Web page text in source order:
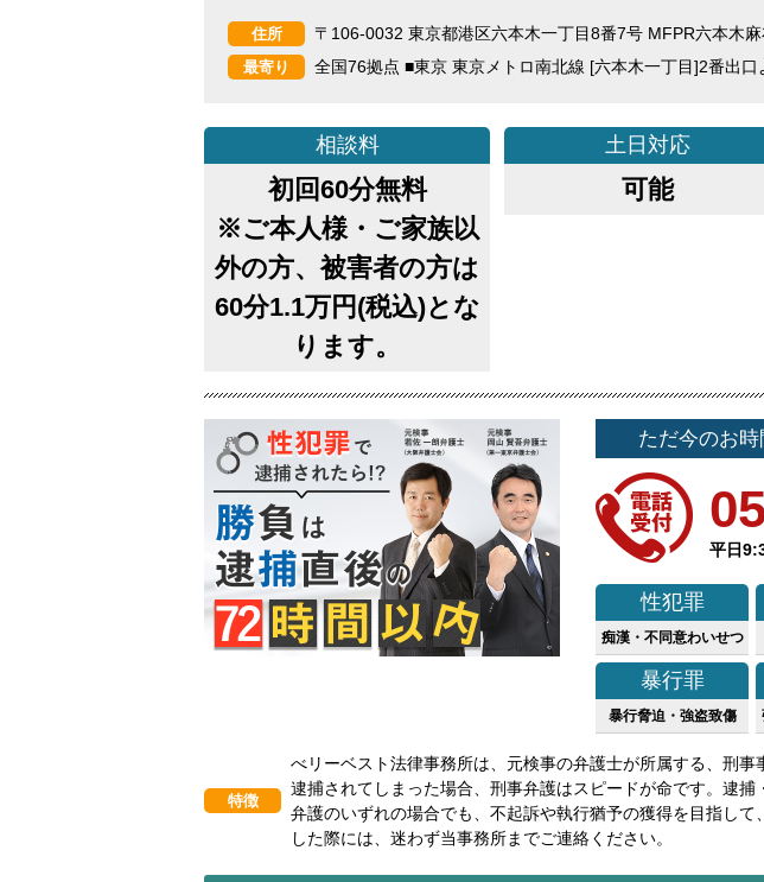
住所 〒106-0032 東京都港区六本木一丁目8番7号 MFPR六本木
最寄り 全国76拠点 ■東京 東京メトロ南北線 [六本木一丁目]2番出口
相談料
初回60分無料
※ご本人様・ご家族以
外の方、被害者の方は
60分1.1万円(税込)とな
ります。
土日 対応
可能
ただ今のお
平日
性犯罪
痴漢・不同意わいせつ
暴行罪
暴行脅迫・強盗致傷
特徴
べリーベスト法律事務所は、元検事の弁護士が所属する、刑
逮捕されてしまった場合、刑事弁護はスピードが命です。逮
弁護のいずれの場合でも、不起訴や執行猶予の獲得を目指し
した際には、迷わず当事務所までご連絡ください。